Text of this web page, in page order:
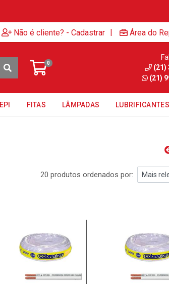
Não é cliente? - Cadastrar | Área do
0
(21)
(21)
EPI FITAS LÂMPADAS LUBRIFICANTES
20 produtos ordenados por: